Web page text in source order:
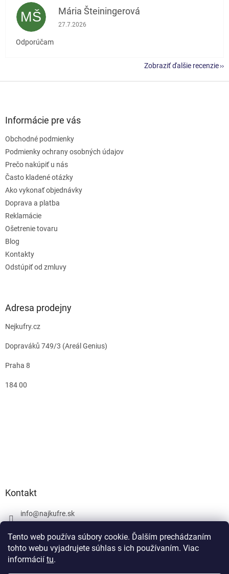
Tento web používa súbory cookie. Ďalším prechádzaním
tohto webu vyjadrujete súhlas s ich používaním. Viac
informácií tu.
MŠ Mária Šteiningerová
Hodnotenie obchodu je 5 z 5 hviezdičiek.
27.7.2026
Odporúčam
Zobraziť ďalšie recenzie
Informácie pre vás
Obchodné podmienky
Podmienky ochrany osobných údajov
Prečo nakúpiť u nás
Často kladené otázky
Ako vykonať objednávky
Doprava a platba
Reklamácie
Ošetrenie tovaru
Blog
Kontakty
Odstúpiť od zmluvy
Adresa prodejny
Nejkufry.cz
Dopraváků 749/3 (Areál Genius)
Praha 8
184 00
Kontakt
info@najkufre.sk
Facebook